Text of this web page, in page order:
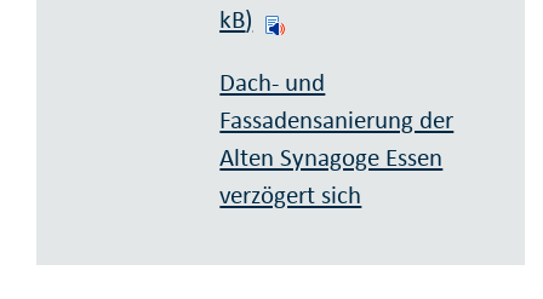
kB)
Dach- und
Fassadensanierung der
Alten Synagoge Essen
verzögert sich